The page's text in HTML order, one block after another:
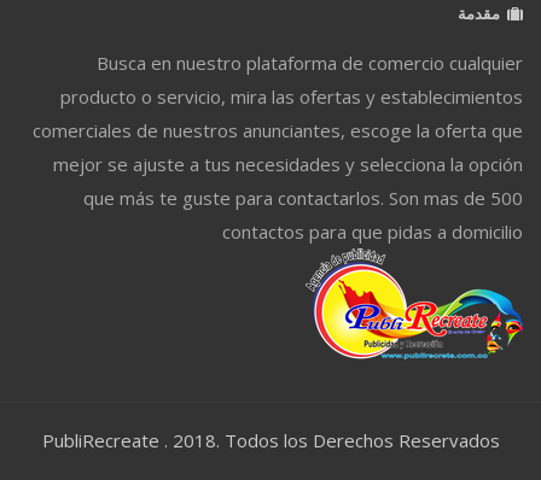
مقدمة
Busca en nuestro plataforma de comercio cualquier
producto o servicio, mira las ofertas y establecimientos
comerciales de nuestros anunciantes, escoge la oferta que
mejor se ajuste a tus necesidades y selecciona la opción
que más te guste para contactarlos. Son mas de 500
contactos para que pidas a domicilio
PubliRecreate . 2018. Todos los Derechos Reservados